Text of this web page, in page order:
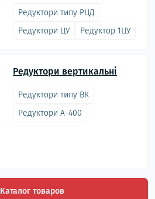
Редуктори типу РЦД
Редуктори ЦУ
Редуктор 1ЦУ
Редуктори вертикальні
Редуктори типу ВК
Редуктори А-400
Каталог товаров